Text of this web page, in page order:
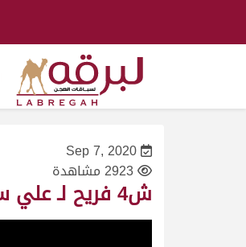
Sep 7, 2020
2923 مشاهدة
ش4 فريح لـ علي سعيد محمد بن طفله المري (المحلي الأول 7/9/2020) لقايا قعدان عمانيات 6:06:16